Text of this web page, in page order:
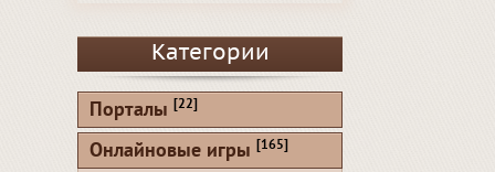
Категории
Порталы [22]
Онлайновые игры [165]